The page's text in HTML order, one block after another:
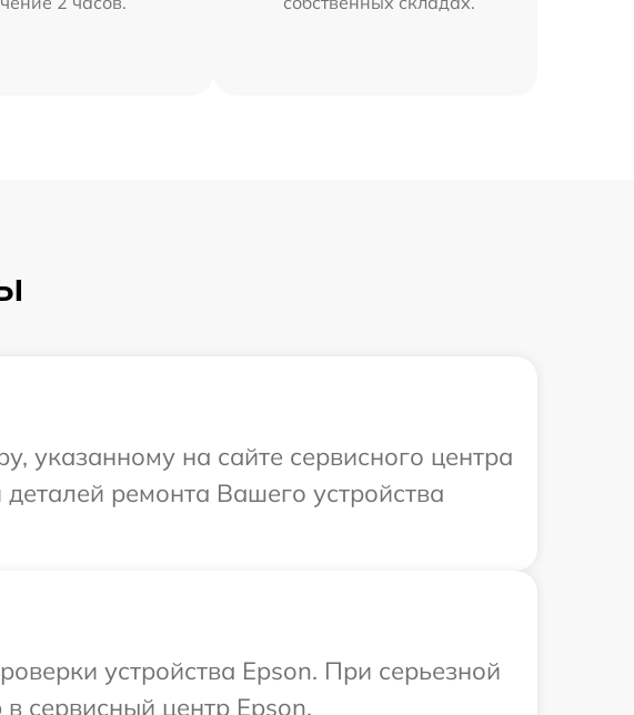
указанному на сайте сервисного центра
ремонта Вашего устройства
устройства Epson. При серьезной
сервисный центр Epson.